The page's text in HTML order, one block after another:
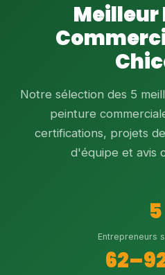
Meilleur
Notre sélection des 5
peinture
certifications, projets
d'équipe et avis
5
Entrepreneurs